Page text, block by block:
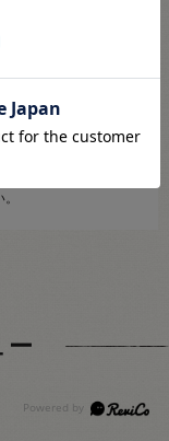
実際の色とはかなり
の上、ご注文くださ
本帳にてご確認いた
ー